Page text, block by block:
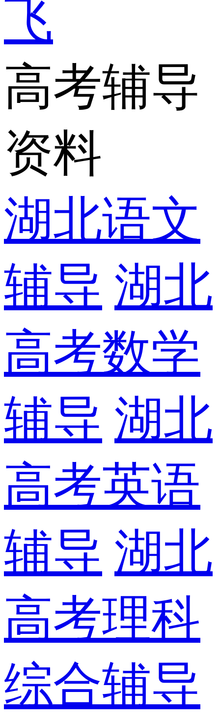
飞
高考辅导
资料
湖北语文
辅导 湖北
高考数学
辅导 湖北
高考英语
辅导 湖北
高考理科
综合辅导